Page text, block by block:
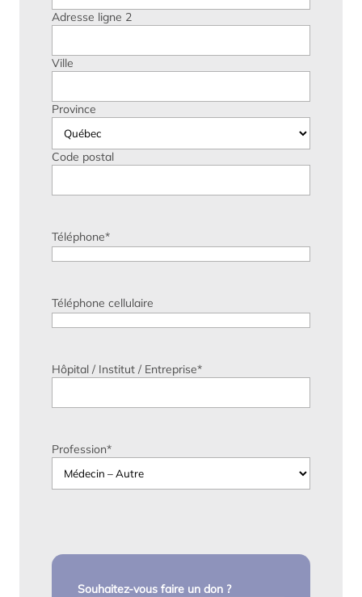
Adresse ligne 2
Ville
Province
Code postal
Téléphone*
Téléphone cellulaire
Hôpital / Institut / Entreprise*
Profession*
Souhaitez-vous faire un don ?